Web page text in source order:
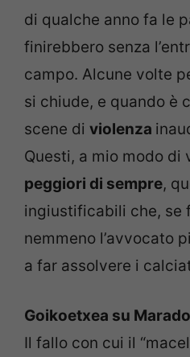
di qualche anno fa le
finirebbero senza
campo. Alcune volte
si chiude, e quando è
scene di violenza
Questi, a mio modo di
peggiori di sempre,
ingiustificabili che, se
nemmeno l’avvocato
a far assolvere i
Goikoetxea su
Il fallo con cui il